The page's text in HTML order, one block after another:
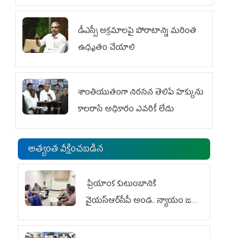
డీఎస్సీ అక్రమాలపై పోరాటాన్ని మరింత
ఉధృతం చేయాలి
శాంతియుతంగా నిరసన తెలిపే హక్కును
కాలరాసే అధికారం ఎవరికీ లేదు
అత్యంత వీక్షించబడిన
ప్రియాంక కుటుంబానికి
వైయ‌స్ఆర్‌సీపీ అండ.. న్యాయం జరిగే
వరకు పోరాటం